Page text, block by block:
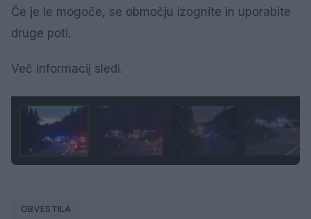
Če je le mogoče, se območju izognite in uporabite
druge poti.
Več informacij sledi.
OBVESTILA